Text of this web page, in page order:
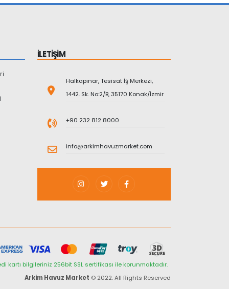
İLETİŞİM
Halkapınar, Tesisat İş Merkezi,
1442. Sk. No:2/B, 35170 Konak/İzmir
+90 232 812 8000
info@arkimhavuzmarket.com
kartı bilgileriniz 256bit SSL sertifikası ile korunmaktadır.
Arkim Havuz Market © 2022. All Rights Reserved